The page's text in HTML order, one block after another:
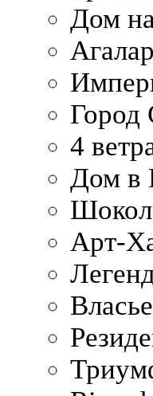
Дом
Город
4
Дом в
Арт-